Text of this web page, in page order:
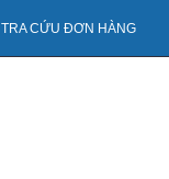
TRA CỨU ĐƠN HÀNG